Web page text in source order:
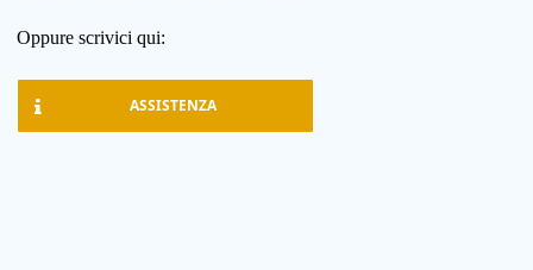
Oppure scrivici qui:
ASSISTENZA